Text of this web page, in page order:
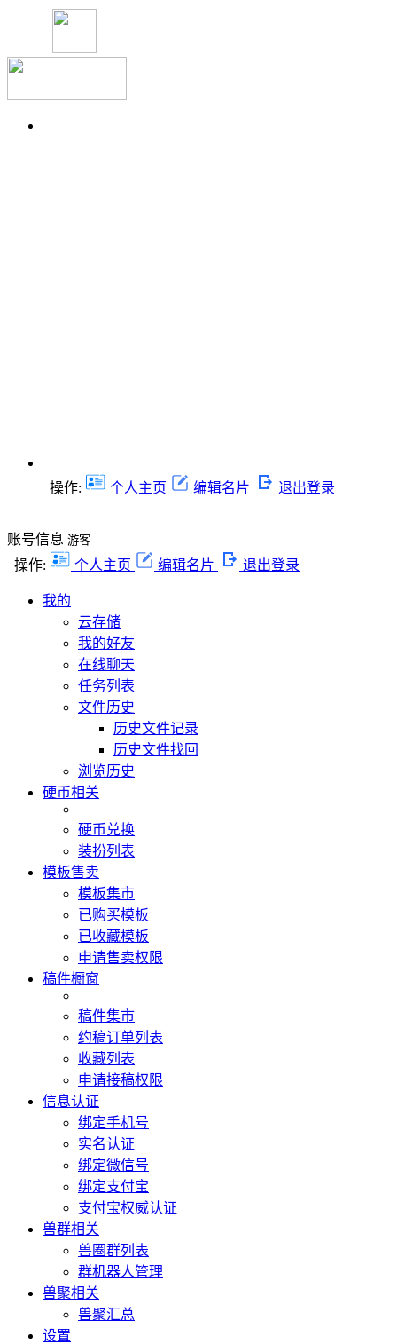
操作: 个人主页 编辑名片 退出登录
账号信息 游客
操作: 个人主页 编辑名片 退出登录
我的
云存储
我的好友
在线聊天
任务列表
文件历史
历史文件记录
历史文件找回
浏览历史
硬币相关
硬币兑换
装扮列表
模板售卖
模板集市
已购买模板
已收藏模板
申请售卖权限
稿件橱窗
稿件集市
约稿订单列表
收藏列表
申请接稿权限
信息认证
绑定手机号
实名认证
绑定微信号
绑定支付宝
支付宝权威认证
兽群相关
兽圈群列表
群机器人管理
兽聚相关
兽聚汇总
设置